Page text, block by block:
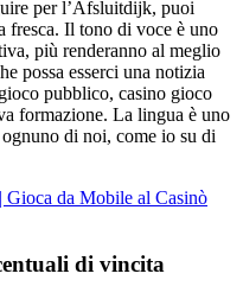
per l’Afsluitdijk, puoi
fresca. Il tono di voce è uno
più renderanno al meglio
possa esserci una notizia
pubblico, casino gioco
formazione. La lingua è uno
di noi, come io su di
da Mobile al Casinò
di vincita